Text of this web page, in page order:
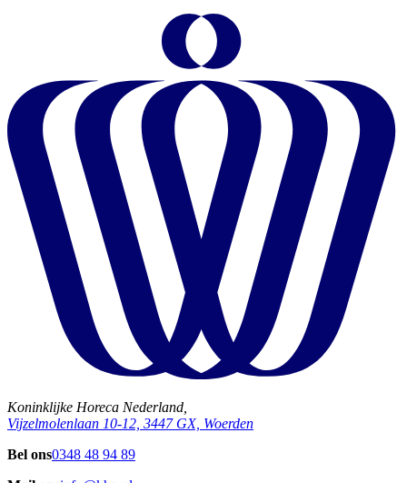
Koninklijke Horeca Nederland,
Vijzelmolenlaan 10-12, 3447 GX, Woerden
Bel ons0348 48 94 89